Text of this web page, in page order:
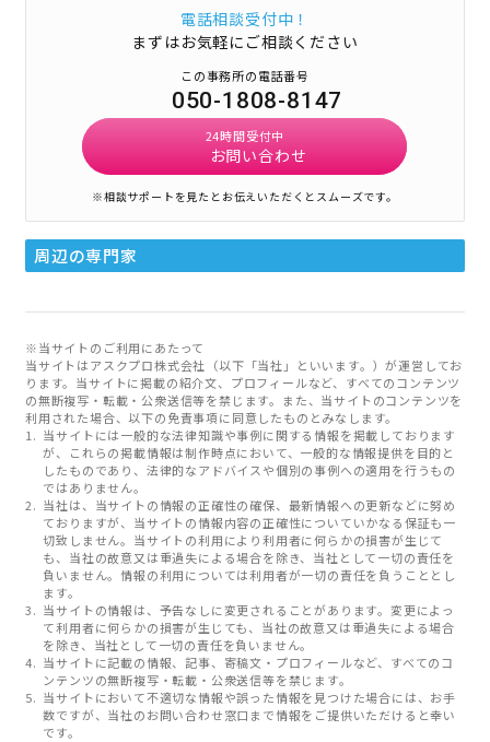
電話相談受付中！
まずはお気軽にご相談ください
この事務所の電話番号
050-1808-8147
24時間受付中
お問い合わせ
※相談サポートを見たとお伝えいただくとスムーズです。
周辺の専門家
※当サイトのご利用にあたって
当サイトはアスクプロ株式会社（以下「当社」といいます。）が運営してお
ります。当サイトに掲載の紹介文、プロフィールなど、すべてのコンテンツ
の無断複写・転載・公衆送信等を禁じます。また、当サイトのコンテンツを
利用された場合、以下の免責事項に同意したものとみなします。
当サイトには一般的な法律知識や事例に関する情報を掲載しております
が、これらの掲載情報は制作時点において、一般的な情報提供を目的と
したものであり、法律的なアドバイスや個別の事例への適用を行うもの
ではありません。
当社は、当サイトの情報の正確性の確保、最新情報への更新などに努め
ておりますが、当サイトの情報内容の正確性についていかなる保証も一
切致しません。当サイトの利用により利用者に何らかの損害が生じて
も、当社の故意又は重過失による場合を除き、当社として一切の責任を
負いません。情報の利用については利用者が一切の責任を負うこととし
ます。
当サイトの情報は、予告なしに変更されることがあります。変更によっ
て利用者に何らかの損害が生じても、当社の故意又は重過失による場合
を除き、当社として一切の責任を負いません。
当サイトに記載の情報、記事、寄稿文・プロフィールなど、すべてのコ
ンテンツの無断複写・転載・公衆送信等を禁じます。
当サイトにおいて不適切な情報や誤った情報を見つけた場合には、お手
数ですが、当社のお問い合わせ窓口まで情報をご提供いただけると幸い
です。